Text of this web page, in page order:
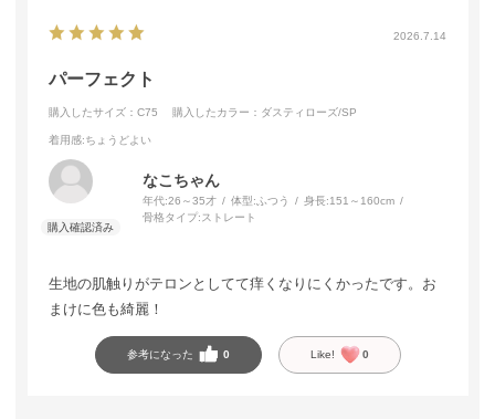
2026.7.14
パーフェクト
購入したサイズ：C75 購入したカラー：ダスティローズ/SP
着用感:ちょうどよい
なこちゃん
年代:26～35才 体型: ふつう 身長:151～160cm
骨格タイプ: ストレート
生地の肌触りがテロンとしてて痒くなりにくかったです。お
まけに色も綺麗！
参考になった 0 Like! 0